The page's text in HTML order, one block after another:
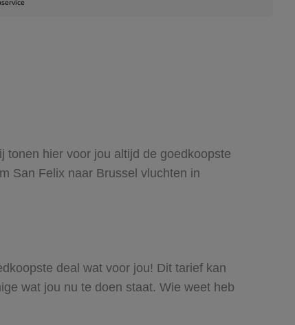
tonen hier voor jou altijd de goedkoopste
San Felix naar Brussel vluchten in
deal wat voor jou! Dit tarief kan
wat jou nu te doen staat. Wie weet heb